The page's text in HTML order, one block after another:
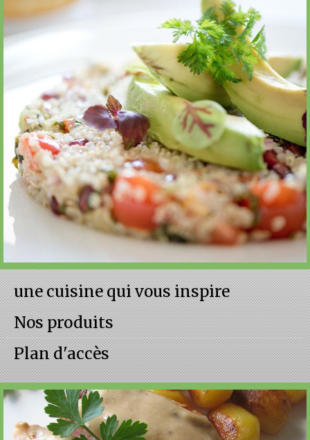
une cuisine qui vous inspire
Nos produits
Plan d'accès